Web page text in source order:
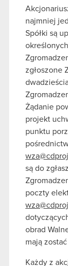
najmniej
Spółki są
zgłoszone
Żądanie
projekt
punktu
są do
poczty
obrad
mają
Każdy z